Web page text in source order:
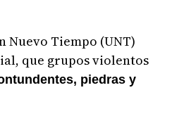
Nuevo Tiempo (UNT)
que grupos violentos
piedras y